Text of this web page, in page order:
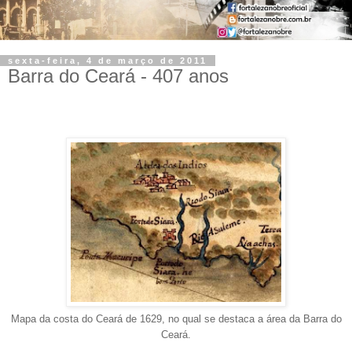
sexta-feira, 4 de março de 2011
Barra do Ceará - 407 anos
Mapa da costa do Ceará de 1629, no qual se destaca a área da Barra do
Ceará.